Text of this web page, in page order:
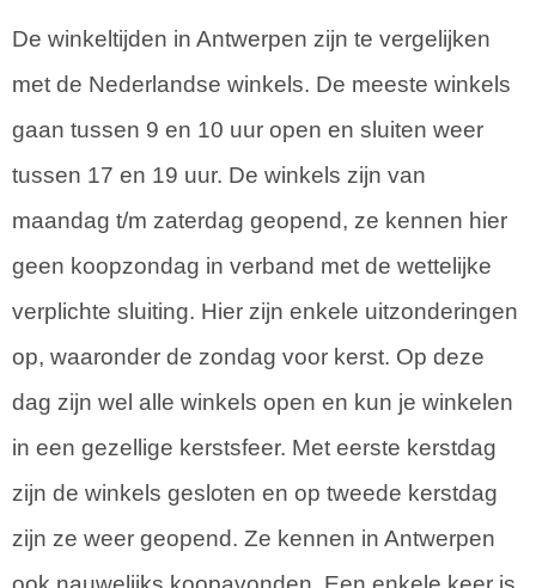
De winkeltijden in Antwerpen zijn te vergelijken
met de Nederlandse winkels. De meeste winkels
gaan tussen 9 en 10 uur open en sluiten weer
tussen 17 en 19 uur. De winkels zijn van
maandag t/m zaterdag geopend, ze kennen hier
geen koopzondag in verband met de wettelijke
verplichte sluiting. Hier zijn enkele uitzonderingen
op, waaronder de zondag voor kerst. Op deze
dag zijn wel alle winkels open en kun je winkelen
in een gezellige kerstsfeer. Met eerste kerstdag
zijn de winkels gesloten en op tweede kerstdag
zijn ze weer geopend. Ze kennen in Antwerpen